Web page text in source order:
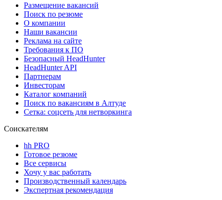
Размещение вакансий
Поиск по резюме
О компании
Наши вакансии
Реклама на сайте
Требования к ПО
Безопасный HeadHunter
HeadHunter API
Партнерам
Инвесторам
Каталог компаний
Поиск по вакансиям в Алтуде
Сетка: соцсеть для нетворкинга
Соискателям
hh PRO
Готовое резюме
Все сервисы
Хочу у вас работать
Производственный календарь
Экспертная рекомендация